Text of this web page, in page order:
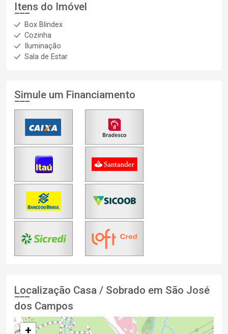
Itens do Imóvel
Box Blindex
Cozinha
Iluminação
Sala de Estar
Simule um Financiamento
Localização Casa / Sobrado em São José
dos Campos
+